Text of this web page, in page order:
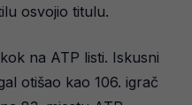
osvojio titulu.
na ATP listi. Iskusni
otišao kao 106. igrač